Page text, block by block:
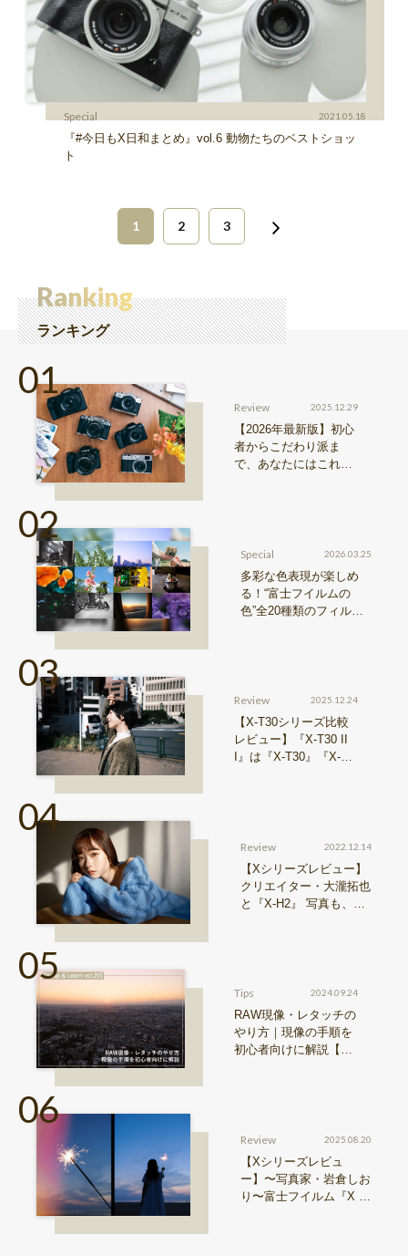
Special 2021.05.18
『#今日もX日和まとめ』vol.6 動物たちのベストショッ
ト
1 2 3
Ranking
ランキング
Review 2025.12.29
【2026年最新版】初心
者からこだわり派ま
で、あなたにはこれが
Special 2026.03.25
多彩な色表現が楽しめ
る！“富士フイルムの
色”全20種類のフィルム
Review 2025.12.24
【X-T30シリーズ比較
レビュー】『X-T30 II
I』は『X-T30』『X-T3
Review 2022.12.14
【Xシリーズレビュー】
クリエイター・大瀧拓也
と『X-H2』 写真も、動
Tips 2024.09.24
RAW現像・レタッチの
やり方｜現像の手順を
初心者向けに解説【Sn
Review 2025.08.20
【Xシリーズレビュ
ー】〜写真家・岩倉しお
り〜富士フイルム『X ha